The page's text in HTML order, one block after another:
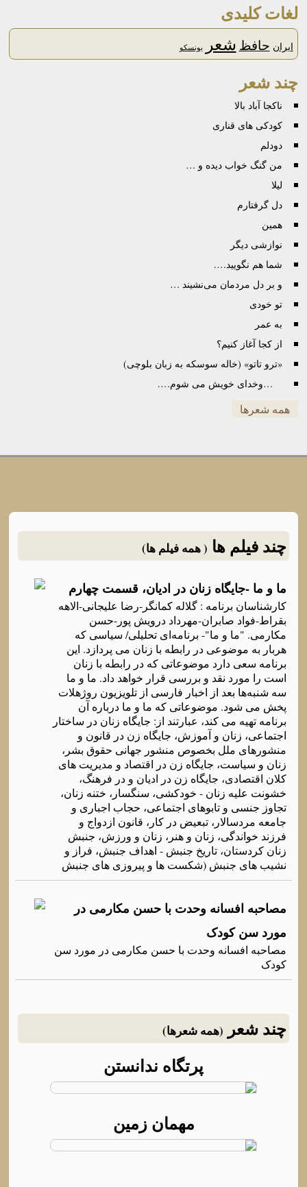
لغات کلیدی
ایران حافظ شعر یونسکو
چند شعر
ناکجا آباد بالا
کودکی‌ ها‌ی قناری
دودلم
من گنگ خواب دیده و …
لیلا
دل‌ گرفتارم
همین
نوازشی دیگر
شما هم نگویید….
و بر دل مردمان می‌نشیند …
تو خودی
به عمر
از کجا آغاز کنیم؟
«ترو تاتو» (خاله سوسکه به زبان بلوچی)
…وخدای خویش می شوم….
همه شعرها
چند فیلم ها ( همه فیلم ها)
ما و ما -جایگاه‌ زنان در ادیان، قسمت چهارم
کارشناسان برنامه‌ : گلاله‌ کمانگر-رضا علیجانی-الاهه‌
بقراط-فواد صابران-مهرداد درویش پور-حسن
مکارمی. "ما و ما"- برنامه‌ای تحلیلی/ سیاسی که‌
هربار به‌ موضوعی در رابطه‌ با زنان می پردازد. این
برنامه‌ سعی دارد موضوعاتی که‌ در رابطه‌ با زنان
است را مورد نقد و بررسی قرار خواهد داد. ما و ما
سه‌ شنبه‌ها بعد از اخبار فارسی از تلویزیون روژهلات
پخش می شود. موضوعاتی که‌ ما و ما درباره‌ آن
برنامه‌ تهیه‌ می کند، عبارتند از: جایگاه‌ زنان در ساختار
اجتماعی، زنان و آموزش، جایگاه‌ زن در قانون و
منشورهای ملل بخصوص منشور جهانی حقوق بشر،
زنان و سیاست، جایگاه‌ زن در اقتصاد و مدیریت های
کلان اقتصادی، جایگاه‌ زن در ادیان و در فرهنگ،
خشونت علیه‌ زنان - خودکشی، سنگسار، ختنه‌ زنان،
تجاوز جنسی و تابوهای اجتماعی، حجاب اجباری و
جامعه‌ مردسالار، تبعیض در کار، قانون ازدواج و
فرزند خواندگی، زنان و هنر، زنان و ورزش، جنبش
زنان کردستان، تاریخ جنبش - اهداف جنبش، فراز و
نشیب های جنبش (شکست ها و پیروزی های جنبش
مصاحبه افسانه وحدت با حسن مکارمی در
مورد سن کودک
مصاحبه افسانه وحدت با حسن مکارمی در مورد سن
کودک
چند شعر (همه شعرها)
پرتگاه ندانستن
مهمان زمین